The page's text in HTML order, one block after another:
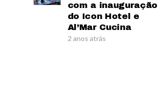
com a inauguração
do Icon Hotel e
Al’Mar Cucina
2 anos atrás